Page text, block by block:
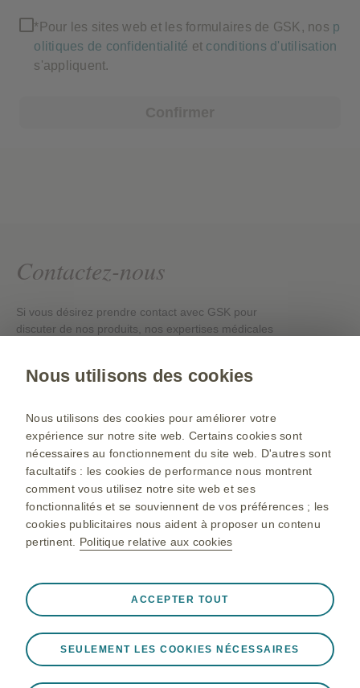
*Pour les sites web et les formulaires de GSK, nos p
olitiques de confidentialité et conditions d'utilisation
s'appliquent.
Contactez-nous
Si vous désirez prendre contact avec GSK pour
discuter de nos produits, nos expertises médicales
Site institutionnel
Plan du site
Conditions d’utilisation
Politique de protection des données personnelles
© 2026 Sociétés du Groupe GSK. Tous droits réservés. Laboratoire
GlaxoSmithKline, société par actions simplifiée au capital de
Nous utilisons des cookies
Nous utilisons des cookies pour améliorer votre
expérience sur notre site web. Certains cookies sont
nécessaires au fonctionnement du site web. D'autres sont
facultatifs : les cookies de performance nous montrent
comment vous utilisez notre site web et ses
fonctionnalités et se souviennent de vos préférences ; les
cookies publicitaires nous aident à proposer un contenu
pertinent. Politique relative aux cookies
❮
notamment pour stocker les données de session lors
d'une visite sur le site web, pour gérer les préférences en
SEULEMENT LES COOKIES NÉCESSAIRES
ACCEPTER TOUT